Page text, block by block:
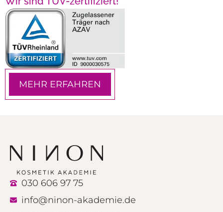
MEHR ERFAHREN
030 606 97 75
info@ninon-akademie.de